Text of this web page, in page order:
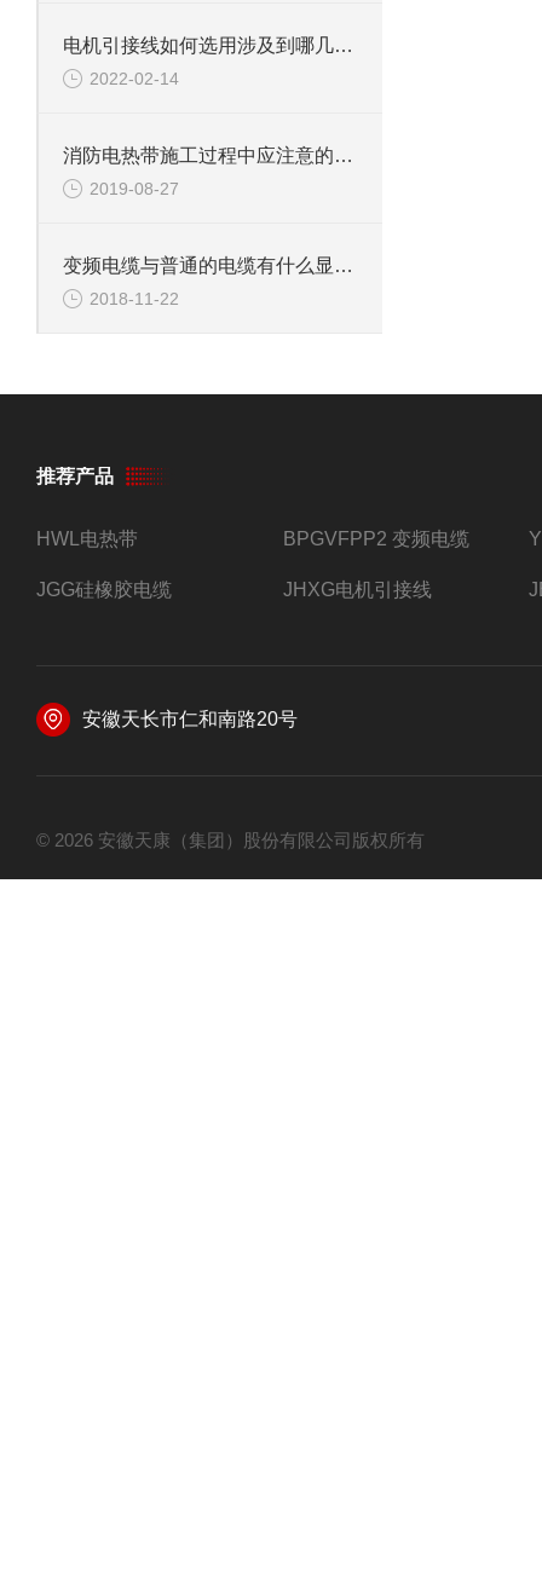
电机引接线如何选用涉及到哪几个方面？
2022-02-14
消防电热带施工过程中应注意的事项
2019-08-27
变频电缆与普通的电缆有什么显著的区别
2018-11-22
推荐产品
HWL电热带 BPGVFPP2 变频电缆
JGG硅橡胶电缆 JHXG电机引接线
安徽天长市仁和南路20号
© 2026 安徽天康（集团）股份有限公司版权所有